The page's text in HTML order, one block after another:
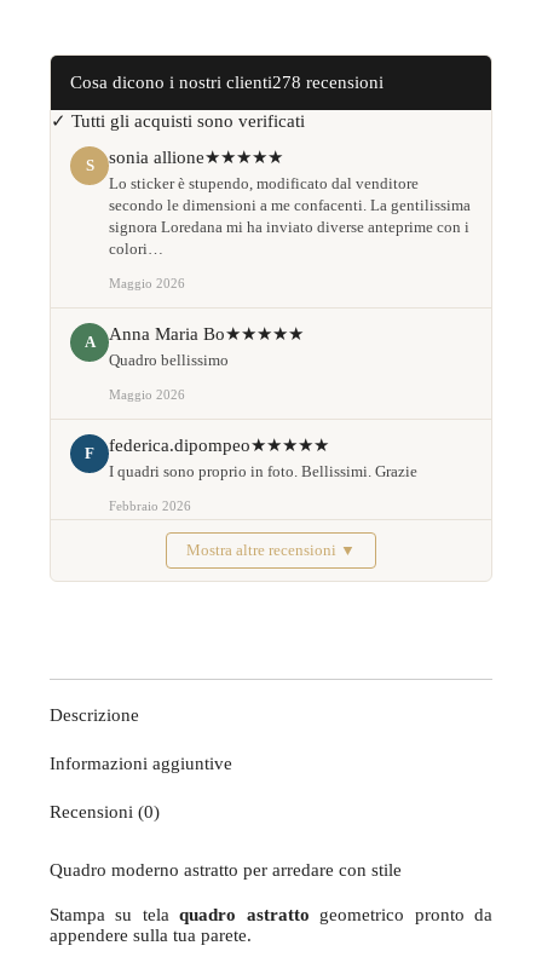
Cosa dicono i nostri clienti278 recensioni
✓ Tutti gli acquisti sono verificati
S sonia allione★★★★★
Lo sticker è stupendo, modificato dal venditore
secondo le dimensioni a me confacenti. La gentilissima
signora Loredana mi ha inviato diverse anteprime con i
colori…
Maggio 2026
A Anna Maria Bo★★★★★
Quadro bellissimo
Maggio 2026
F federica.dipompeo★★★★★
I quadri sono proprio in foto. Bellissimi. Grazie
Febbraio 2026
Mostra altre recensioni ▼
Descrizione
Informazioni aggiuntive
Recensioni (0)
Quadro moderno astratto per arredare con stile
Stampa su telaquadro astratto geometrico pronto da
appendere sulla tua parete.